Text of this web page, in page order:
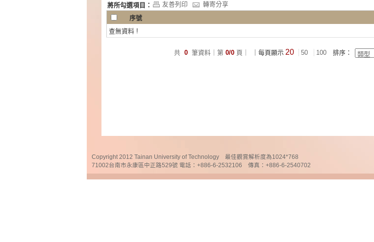
將所勾選項目： 友善列印
轉寄分享
序號
查無資料 !
共 0 筆資料｜第 0/0 頁｜ ｜每頁顯示 20 50 100 排序：
Copyright 2012 Tainan University of Technology 最佳觀賞解析度為1024*768
71002台南市永康區中正路529號 電話：+886-6-2532106 傳真：+886-6-2540702